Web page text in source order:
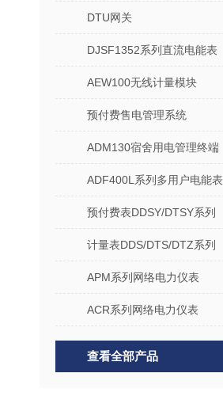
DTU网关
DJSF1352系列直流电能表
AEW100无线计量模块
预付费售电管理系统
ADM130宿舍用电管理终端
ADF400L系列多用户电能表
预付费表DDSY/DTSY系列
计量表DDS/DTS/DTZ系列
APM系列网络电力仪表
ACR系列网络电力仪表
查看全部产品